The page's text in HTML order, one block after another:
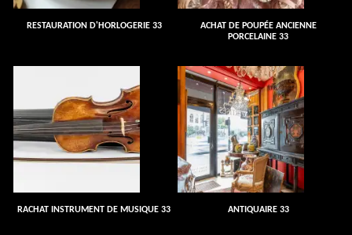
RESTAURATION D'HORLOGERIE 33
ACHAT DE POUPÉE ANCIENNE
PORCELAINE 33
RACHAT INSTRUMENT DE MUSIQUE 33 ANTIQUAIRE 33